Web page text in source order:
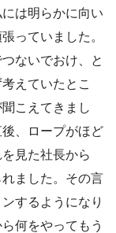
は明らかに向い
っていました。
ないでおけ、と
えていたとこ
こえてきまし
、ロープがほど
見た社長から
れました。その言
するようになり
何をやってもう